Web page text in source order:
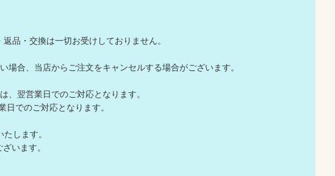
品・交換は一切お受けしておりません。
合、当店からご注文をキャンセルする場合がございます。
、翌営業日でのご対応となります。
日でのご対応となります。
します。
います。